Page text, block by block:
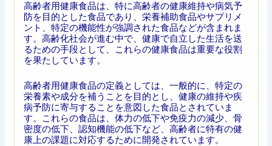
高齢者用健康食品は、特に高齢者の健康維持や病気予
防を目的とした食品であり、栄養補助食品やサプリメ
ント、特定の機能性が強調された食品などが含まれま
す。高齢化社会が進む中で、健康で自立した生活を送
るための手段として、これらの健康食品は重要な役割
を果たしています。
高齢者用健康食品の定義としては、一般的に、特定の
栄養素や成分を補うことを目的とし、健康の維持や疾
病予防に寄与することを意図した食品とされていま
す。これらの食品は、体力の低下や免疫力の減少、骨
密度の低下、認知機能の低下など、高齢者に特有の健
康上の課題に対応するために開発されています。